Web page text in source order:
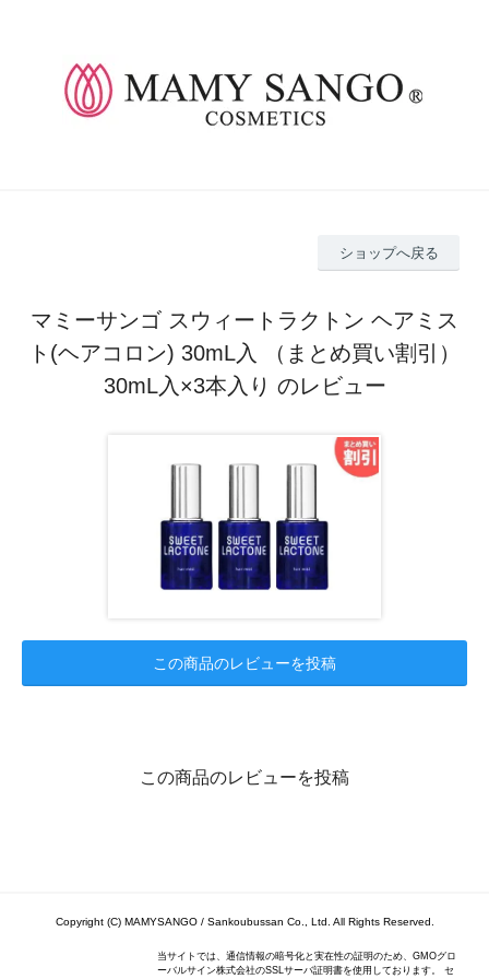
ショップへ戻る
マミーサンゴ スウィートラクトン ヘアミス
ト(ヘアコロン) 30mL入 （まとめ買い割引）
30mL入×3本入り のレビュー
この商品のレビューを投稿
この商品のレビューを投稿
Copyright (C) MAMYSANGO / Sankoubussan Co., Ltd. All Rights Reserved.
当サイトでは、通信情報の暗号化と実在性の証明のため、GMOグロ
ーバルサイン株式会社のSSLサーバ証明書を使用しております。 セ